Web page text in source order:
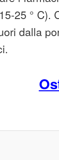
25 ° C).
dalla